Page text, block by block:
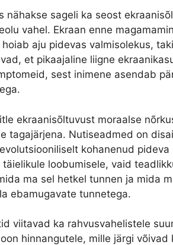
nähakse sageli ka seost
vahel. Ekraan enne
aju pidevas valmisolekus,
et pikaajaline liigne
sest inimene asendab
ekraanisõltuvust moraalse
tagajärjena. Nutiseadmed on
kohanenud
loobumisele, vaid
ma sel hetkel tunnen ja mida
ebamugavate tunnetega.
viitavad ka rahvusvahelistele
hinnangutele, mille järgi